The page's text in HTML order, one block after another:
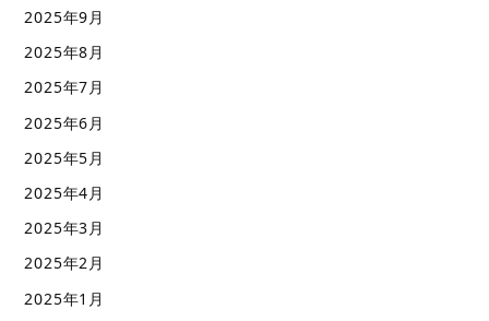
2025年9月
2025年8月
2025年7月
2025年6月
2025年5月
2025年4月
2025年3月
2025年2月
2025年1月